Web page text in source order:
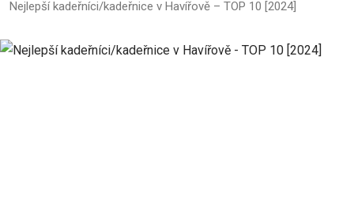
Nejlepší kadeřníci/kadeřnice v Havířově – TOP 10 [2024]